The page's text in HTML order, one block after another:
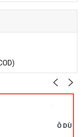
Ô DÙ